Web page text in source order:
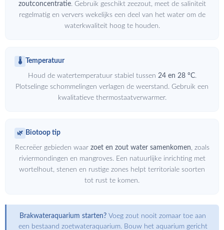
zoutconcentratie. Gebruik geschikt zeezout, meet de saliniteit
regelmatig en ververs wekelijks een deel van het water om de
waterkwaliteit hoog te houden.
🌡️ Temperatuur
Houd de watertemperatuur stabiel tussen 24 en 28 °C.
Plotselinge schommelingen verlagen de weerstand. Gebruik een
kwalitatieve thermostaatverwarmer.
🌿 Biotoop tip
Recreëer gebieden waar zoet en zout water samenkomen, zoals
riviermondingen en mangroves. Een natuurlijke inrichting met
wortelhout, stenen en rustige zones helpt territoriale soorten
tot rust te komen.
Brakwateraquarium starten? Voeg zout nooit zomaar toe aan
een bestaand zoetwateraquarium. Bouw het aquarium gericht